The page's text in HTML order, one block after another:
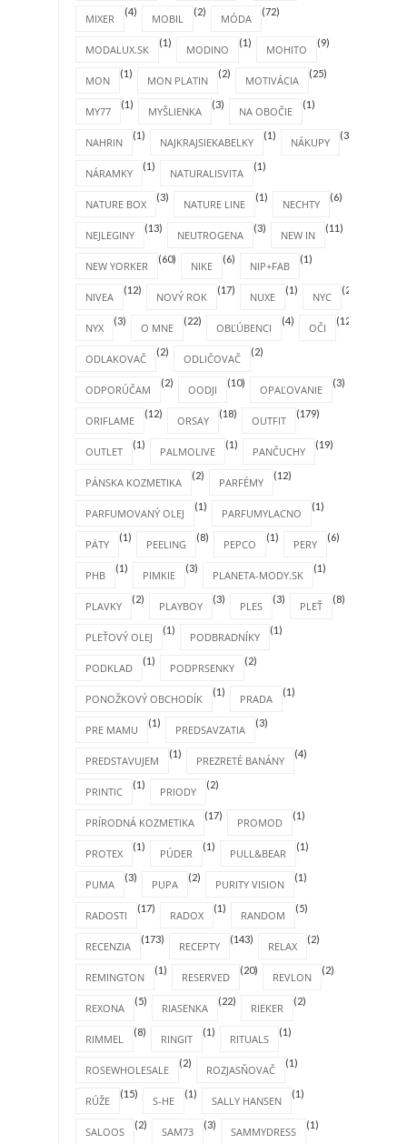
MIXER
(4)
MOBIL
(2)
MÓDA
(72)
MODALUX.SK
(1)
MODINO
(1)
MOHITO
(9)
MON
(1)
MON PLATIN
(2)
MOTIVÁCIA
(25)
MY77
(1)
MYŠLIENKA
(3)
NA OBOČIE
(1)
NAHRIN
(1)
NAJKRAJSIEKABELKY
(1)
NÁKUPY
(31)
NÁRAMKY
(1)
NATURALISVITA
(1)
NATURE BOX
(3)
NATURE LINE
(1)
NECHTY
(6)
NEJLEGINY
(13)
NEUTROGENA
(3)
NEW IN
(11)
NEW YORKER
(60)
NIKE
(6)
NIP+FAB
(1)
NIVEA
(12)
NOVÝ ROK
(17)
NUXE
(1)
NYC
(2)
NYX
(3)
O MNE
(22)
OBĽÚBENCI
(4)
OČI
(12)
ODLAKOVAČ
(2)
ODLIČOVAČ
(2)
ODPORÚČAM
(2)
OODJI
(10)
OPAĽOVANIE
(3)
ORIFLAME
(12)
ORSAY
(18)
OUTFIT
(179)
OUTLET
(1)
PALMOLIVE
(1)
PANČUCHY
(19)
PÁNSKA KOZMETIKA
(2)
PARFÉMY
(12)
PARFUMOVANÝ OLEJ
(1)
PARFUMYLACNO
(1)
PÄTY
(1)
PEELING
(8)
PEPCO
(1)
PERY
(6)
PHB
(1)
PIMKIE
(3)
PLANETA-MODY.SK
(1)
PLAVKY
(2)
PLAYBOY
(3)
PLES
(3)
PLEŤ
(8)
PLEŤOVÝ OLEJ
(1)
PODBRADNÍKY
(1)
PODKLAD
(1)
PODPRSENKY
(2)
PONOŽKOVÝ OBCHODÍK
(1)
PRADA
(1)
PRE MAMU
(1)
PREDSAVZATIA
(3)
PREDSTAVUJEM
(1)
PREZRETÉ BANÁNY
(4)
PRINTIC
(1)
PRIODY
(2)
PRÍRODNÁ KOZMETIKA
(17)
PROMOD
(1)
PROTEX
(1)
PÚDER
(1)
PULL&BEAR
(1)
PUMA
(3)
PUPA
(2)
PURITY VISION
(1)
RADOSTI
(17)
RADOX
(1)
RANDOM
(5)
RECENZIA
(173)
RECEPTY
(143)
RELAX
(2)
REMINGTON
(1)
RESERVED
(20)
REVLON
(2)
REXONA
(5)
RIASENKA
(22)
RIEKER
(2)
RIMMEL
(8)
RINGIT
(1)
RITUALS
(1)
ROSEWHOLESALE
(2)
ROZJASŇOVAČ
(1)
RÚŽE
(15)
S-HE
(1)
SALLY HANSEN
(1)
SALOOS
(2)
SAM73
(3)
SAMMYDRESS
(1)